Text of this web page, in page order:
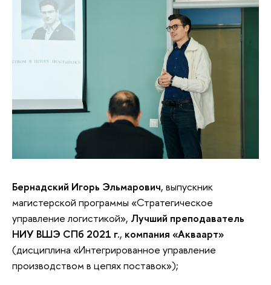
Бернадский Игорь Эльмарович, выпускник
магистерской программы «Стратегическое
управление логистикой», Лучший преподаватель
НИУ ВШЭ СПб 2021 г., компания «Акваарт»
(дисциплина «Интегрированное управление
производством в цепях поставок»);